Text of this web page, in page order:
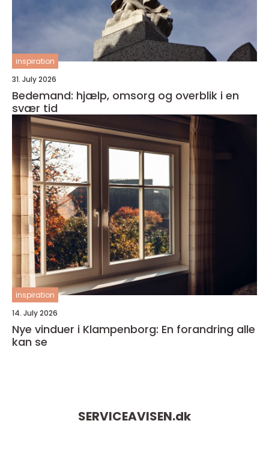
inspiration
31. July 2026
Bedemand: hjælp, omsorg og overblik i en
svær tid
inspiration
14. July 2026
Nye vinduer i Klampenborg: En forandring alle
kan se
SERVICEAVISEN.dk